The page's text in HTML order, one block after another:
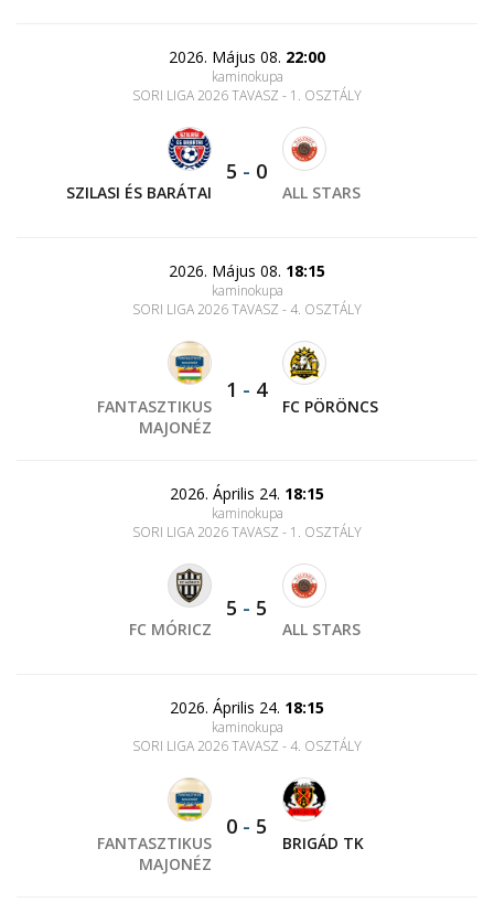
2026. Május 08. 22:00
kaminokupa
SORI LIGA 2026 TAVASZ - 1. OSZTÁLY
SZILASI ÉS BARÁTAI
5 - 0
ALL STARS
2026. Május 08. 18:15
kaminokupa
SORI LIGA 2026 TAVASZ - 4. OSZTÁLY
FANTASZTIKUS
MAJONÉZ
1 - 4
FC PÖRÖNCS
2026. Április 24. 18:15
kaminokupa
SORI LIGA 2026 TAVASZ - 1. OSZTÁLY
FC MÓRICZ
5 - 5
ALL STARS
2026. Április 24. 18:15
kaminokupa
SORI LIGA 2026 TAVASZ - 4. OSZTÁLY
FANTASZTIKUS
MAJONÉZ
0 - 5
BRIGÁD TK